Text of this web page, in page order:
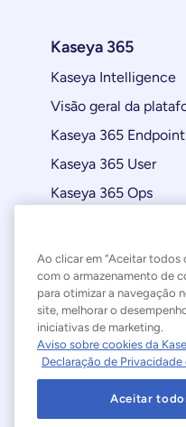
Kaseya 365
Kaseya Intelligence
Visão geral da
Kaseya 365 Endpoint
Kaseya 365 User
Kaseya 365 Ops
Atualizações de
Ao clicar em “Aceitar todos
com o armazenamento de
para otimizar a navegação
site, melhorar o
iniciativas de marketing.
Aviso sobre cookies da
Declaração de Privacidade
Aceitar